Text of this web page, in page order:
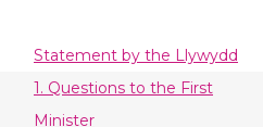
Statement by the Llywydd
1. Questions to the First
Minister